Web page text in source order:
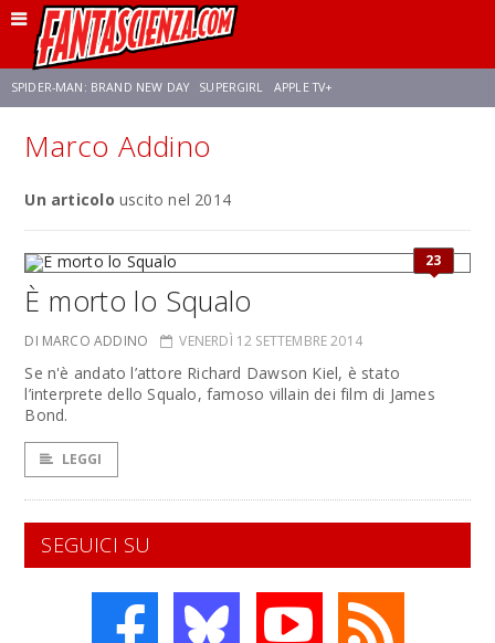
SPIDER-MAN: BRAND NEW DAY SUPERGIRL APPLE TV+
FRANCO RICCIARDIELLO ZENDAYA
Marco Addino
Un articolo uscito nel 2014
23
È morto lo Squalo
DI MARCO ADDINO VENERDÌ 12 SETTEMBRE 2014
Se n'è andato l’attore Richard Dawson Kiel, è stato
l’interprete dello Squalo, famoso villain dei film di James
Bond.
LEGGI
SEGUICI SU